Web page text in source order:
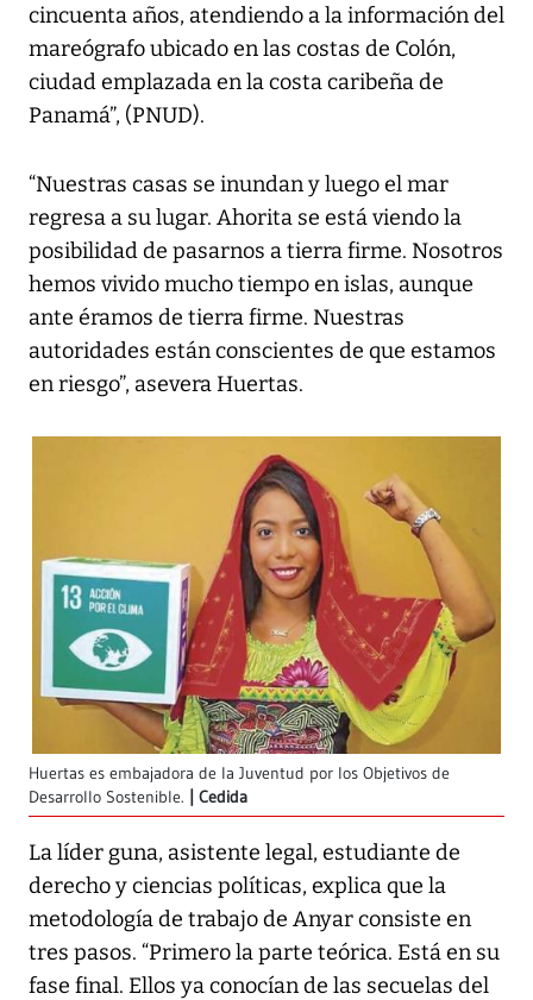
cincuenta años, atendiendo a la información del
mareógrafo ubicado en las costas de Colón,
ciudad emplazada en la costa caribeña de
Panamá”, (PNUD).
“Nuestras casas se inundan y luego el mar
regresa a su lugar. Ahorita se está viendo la
posibilidad de pasarnos a tierra firme. Nosotros
hemos vivido mucho tiempo en islas, aunque
ante éramos de tierra firme. Nuestras
autoridades están conscientes de que estamos
en riesgo”, asevera Huertas.
Huertas es embajadora de la Juventud por los Objetivos de
Desarrollo Sostenible.
Cedida
La líder guna, asistente legal, estudiante de
derecho y ciencias políticas, explica que la
metodología de trabajo de Anyar consiste en
tres pasos. “Primero la parte teórica. Está en su
fase final. Ellos ya conocían de las secuelas del